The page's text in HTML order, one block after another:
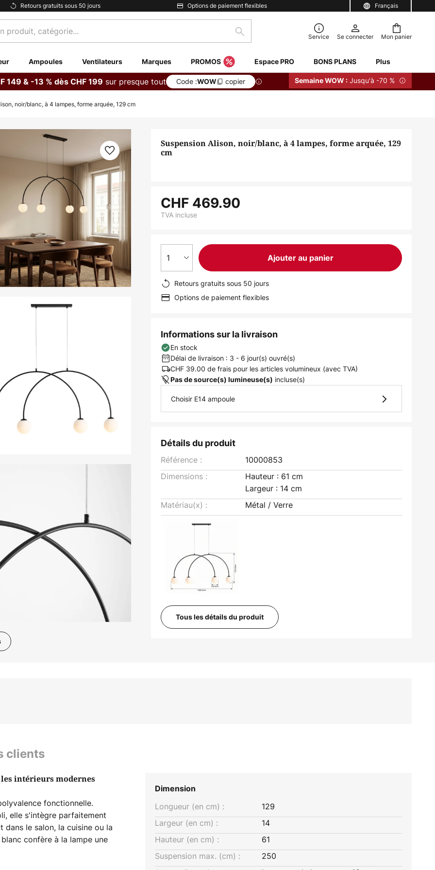
Français
Retours gratuits sous 50 jours Options de paiement flexibles
Mon panier
Rechercher Service Se connecter
Ampoules Ventilateurs Marques PROMOS Espace PRO BONS PLANS Plus
149 & -13 % dès CHF 199 sur presque tout Code :WOW copier Semaine WOW : Jusqu'à -70 %
noir/blanc, à 4 lampes, forme arquée, 129 cm
Suspension Alison, noir/blanc, à 4 lampes, forme arquée, 129
cm
CHF 469.90
TVA incluse
1 Ajouter au panier
Retours gratuits sous 50 jours
Options de paiement flexibles
Informations sur la livraison
En stock
Délai de livraison : 3 - 6 jour(s) ouvré(s)
CHF 39.00de frais pour les articles volumineux (avec TVA)
Pas de source(s) lumineuse(s) incluse(s)
Choisir E14 ampoule
Détails du produit
Référence :
10000853
Dimensions :
Hauteur : 61 cm
Largeur : 14 cm
Matériau(x) :
Métal / Verre
Tous les détails du produit
clients
intérieurs modernes
fonctionnelle.
elle s'intègre parfaitement
le salon, la cuisine ou la
confère à la lampe une
Dimension
Longueur (en cm) :
129
Largeur (en cm) :
14
Hauteur (en cm) :
61
Suspension max. (cm) :
250